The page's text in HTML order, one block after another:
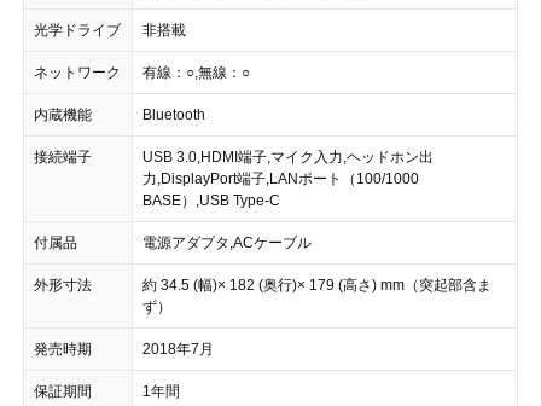
光学ドライブ 非搭載
ネットワーク 有線：○,無線：○
内蔵機能 Bluetooth
接続端子
USB 3.0,HDMI端子,マイク入力,ヘッドホン出
力,DisplayPort端子,LANポート（100/1000
BASE）,USB Type-C
付属品 電源アダプタ,ACケーブル
外形寸法
約 34.5 (幅)× 182 (奥行)× 179 (高さ) mm（突起部含ま
ず）
発売時期 2018年7月
保証期間 1年間